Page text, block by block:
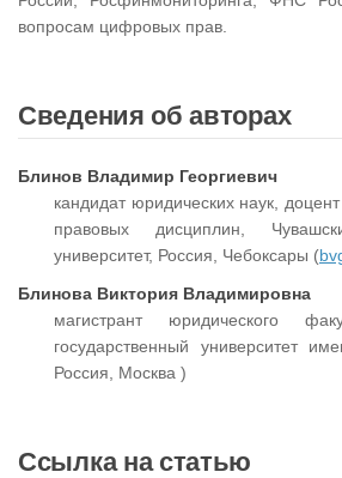
вопросам цифровых прав.
Сведения об авторах
Блинов Владимир Георгиевич
кандидат юридических наук,
правовых дисциплин,
университет, Россия, Чебоксары (
Блинова Виктория Владимировна
магистрант юридического
государственный университет
Россия, Москва )
Ссылка на статью